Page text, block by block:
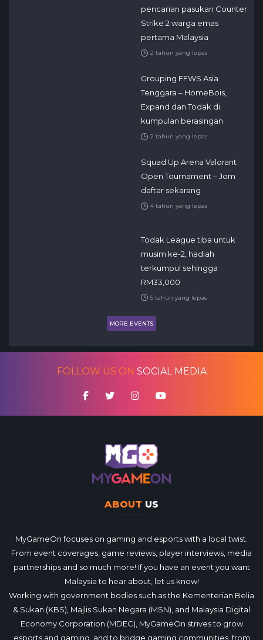
pencarian pasukan Counter
Strike 2 warga emas
pertama Malaysia
2 tahun yang lepas
Grouping FFWS Asia
Tenggara – HomeBois,
Expand dan Todak di
kumpulan berasingan
2 tahun yang lepas
Squad Up Arena Valorant
Open Tournament – Jom
daftar sekarang
4 tahun yang lepas
Todak League tiba untuk
musim ke-2, hadiah
terkumpul sehingga
RM33,000
5 tahun yang lepas
MORE EVENTS
FOLLOW US ON SOCIAL MEDIA
ABOUT US
MyGameOn focuses on gaming and esports with a local twist.
From event coverages, game reviews, player interviews, media
partnerships and so much more! If you have an event you want
Malaysia to hear about, let us know!
Working with government bodies such as the Kementerian Belia
& Sukan (KBS), Majlis Sukan Negara (MSN), and Malaysia Digital
Economy Corporation (MDEC), MyGameOn strives to grow
esports and gaming, and to bridge gaming communities, from